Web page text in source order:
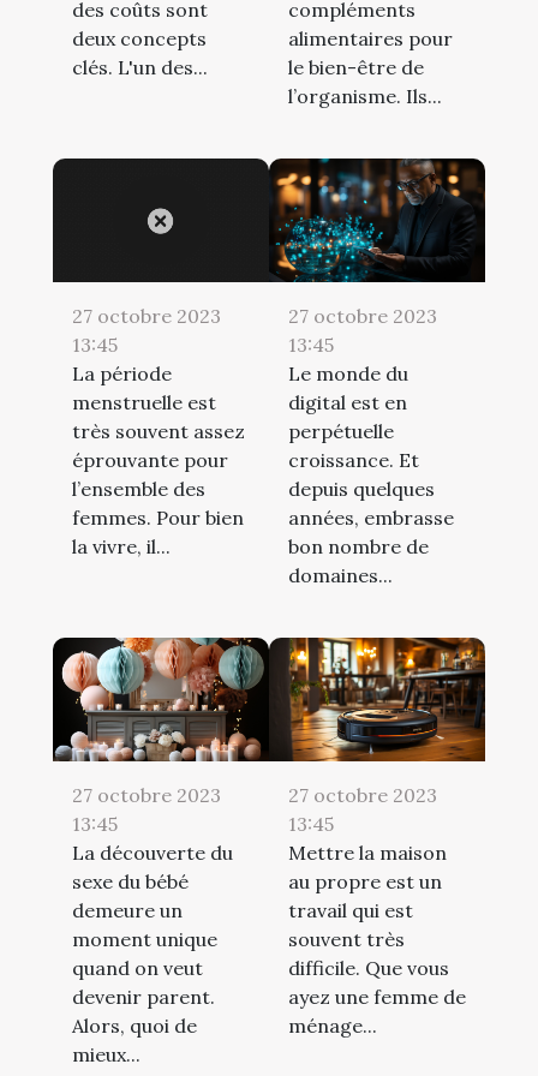
des coûts sont
deux concepts
clés. L'un des...
compléments
alimentaires pour
le bien-être de
l’organisme. Ils...
27 octobre 2023
13:45
La période
menstruelle est
très souvent assez
éprouvante pour
l’ensemble des
femmes. Pour bien
la vivre, il...
27 octobre 2023
13:45
Le monde du
digital est en
perpétuelle
croissance. Et
depuis quelques
années, embrasse
bon nombre de
domaines...
27 octobre 2023
13:45
La découverte du
sexe du bébé
demeure un
moment unique
quand on veut
devenir parent.
Alors, quoi de
mieux...
27 octobre 2023
13:45
Mettre la maison
au propre est un
travail qui est
souvent très
difficile. Que vous
ayez une femme de
ménage...